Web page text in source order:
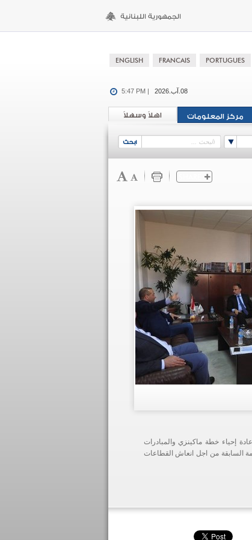
08.آب.2026 5:47 PM |
اهلاً وسهلاً مركز المعلومات
إحياء خطة ماكينزي والمبادرات
السابقة من اجل انعاش القطاعات